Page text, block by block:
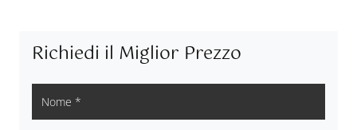
Richiedi il Miglior Prezzo